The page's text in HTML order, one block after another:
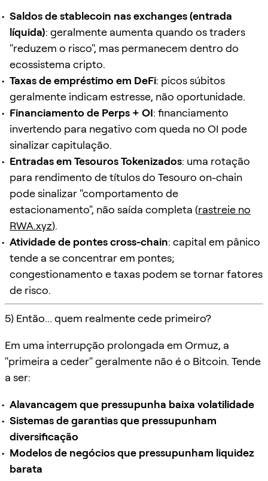
Saldos de stablecoin nas exchanges (entrada
líquida): geralmente aumenta quando os traders
"reduzem o risco", mas permanecem dentro do
ecossistema cripto.
Taxas de empréstimo em DeFi: picos súbitos
geralmente indicam estresse, não oportunidade.
Financiamento de Perps + OI: financiamento
invertendo para negativo com queda no OI pode
sinalizar capitulação.
Entradas em Tesouros Tokenizados: uma rotação
para rendimento de títulos do Tesouro on-chain
pode sinalizar "comportamento de
estacionamento", não saída completa (rastreie no
RWA.xyz).
Atividade de pontes cross-chain: capital em pânico
tende a se concentrar em pontes;
congestionamento e taxas podem se tornar fatores
de risco.
5) Então... quem realmente cede primeiro?
Em uma interrupção prolongada em Ormuz, a
"primeira a ceder" geralmente não é o Bitcoin. Tende
a ser:
Alavancagem que pressupunha baixa volatilidade
Sistemas de garantias que pressupunham
diversificação
Modelos de negócios que pressupunham liquidez
barata